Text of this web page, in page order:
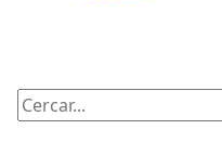
Cercar: